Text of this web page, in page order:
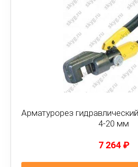
Арматурорез
4-20 мм
7 264 ₽